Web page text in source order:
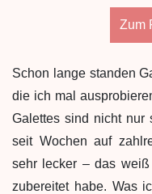
Zum
Schon lange standen
die ich mal
Galettes sind nicht nur
seit Wochen auf
sehr lecker – das
zubereitet habe. Was